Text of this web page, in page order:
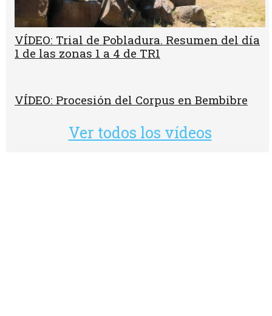
VÍDEO: Trial de Pobladura. Resumen del día
1 de las zonas 1 a 4 de TR1
VÍDEO: Procesión del Corpus en Bembibre
Ver todos los vídeos